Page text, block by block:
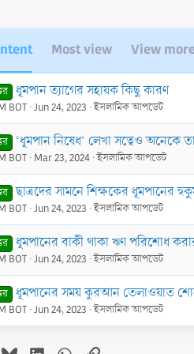
Most view View
ধূমপান ত্যাগের সহায়ক কিছু কারণ
BOT Jun 24, 2023 ইসলামিক আপডেট
‘ধূমপান নিষেধ’ লেখা সত্বেও অনেকে
BOT Mar 23, 2024 ইসলামিক আপডেট
ছাত্রদের সামনে শিক্ষকের ধূমপানের
BOT Jun 24, 2023 ইসলামিক আপডেট
ধূমপানের বাকী থাকা ঋণ পরিশোধ
BOT Jun 24, 2023 ইসলামিক আপডেট
ধূমপানের সময় কুরআন তেলাওয়াত
BOT Jun 24, 2023 ইসলামিক আপডেট